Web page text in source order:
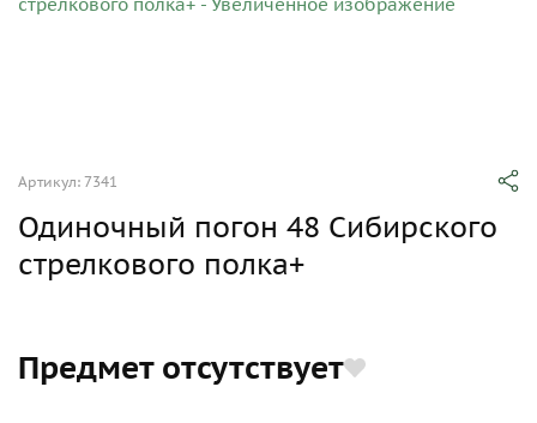
Артикул: 7341
Одиночный погон 48 Сибирского
стрелкового полка+
Предмет отсутствует